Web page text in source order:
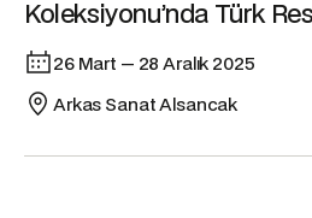
Koleksiyonu’nda Türk
26 Mart — 28 Aralık 2025
Arkas Sanat Alsancak